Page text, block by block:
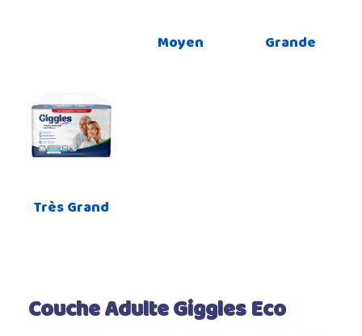
Moyen Grande
Très Grand
Couche Adulte Giggles Eco